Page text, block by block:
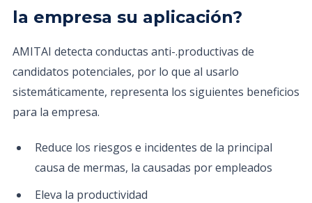
la empresa su aplicación?
AMITAI detecta conductas anti-.productivas de
candidatos potenciales, por lo que al usarlo
sistemáticamente, representa los siguientes beneficios
para la empresa.
Reduce los riesgos e incidentes de la principal
causa de mermas, la causadas por empleados
Eleva la productividad